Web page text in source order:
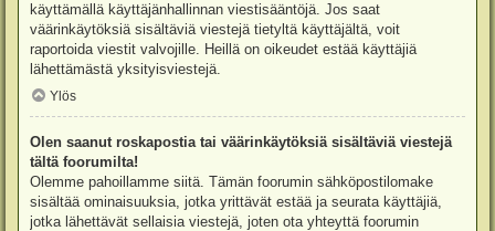
käyttämällä käyttäjänhallinnan viestisääntöjä. Jos saat
väärinkäytöksiä sisältäviä viestejä tietyltä käyttäjältä, voit
raportoida viestit valvojille. Heillä on oikeudet estää käyttäjiä
lähettämästä yksityisviestejä.
Ylös
Olen saanut roskapostia tai väärinkäytöksiä sisältäviä viestejä
tältä foorumilta!
Olemme pahoillamme siitä. Tämän foorumin sähköpostilomake
sisältää ominaisuuksia, jotka yrittävät estää ja seurata käyttäjiä,
jotka lähettävät sellaisia viestejä, joten ota yhteyttä foorumin